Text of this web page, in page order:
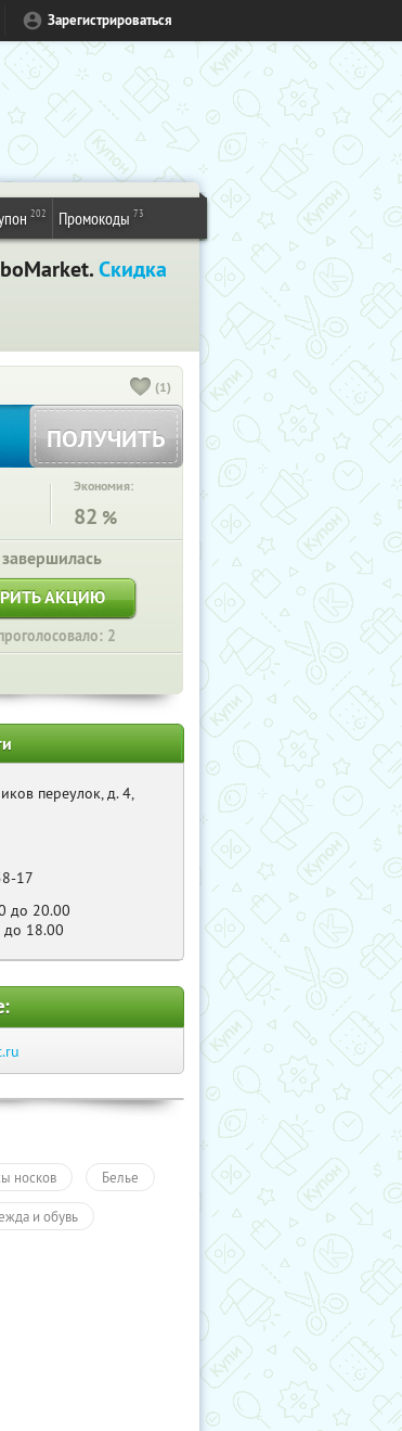
Зарегистрироваться
202 Промокоды 73
Скидка
(1)
ПОЛУЧИТЬ
Экономия:
82 %
АКЦИЮ
2
переулок, д. 4,
17
до 20.00
до 18.00
носков Белье
и обувь